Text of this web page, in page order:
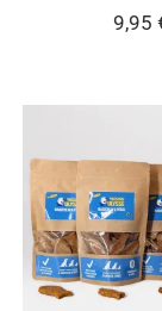
Note
9,95